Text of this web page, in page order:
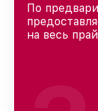
По
на весь